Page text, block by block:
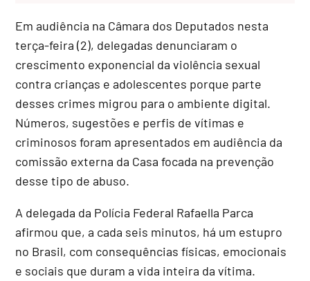
Em audiência na Câmara dos Deputados nesta
terça-feira (2), delegadas denunciaram o
crescimento exponencial da violência sexual
contra crianças e adolescentes porque parte
desses crimes migrou para o ambiente digital.
Números, sugestões e perfis de vítimas e
criminosos foram apresentados em audiência da
comissão externa da Casa focada na prevenção
desse tipo de abuso.
A delegada da Polícia Federal Rafaella Parca
afirmou que, a cada seis minutos, há um estupro
no Brasil, com consequências físicas, emocionais
e sociais que duram a vida inteira da vítima.